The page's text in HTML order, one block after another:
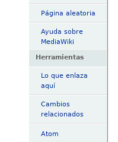
Página aleatoria
Ayuda sobre
MediaWiki
Herramientas
Lo que enlaza
aquí
Cambios
relacionados
Atom